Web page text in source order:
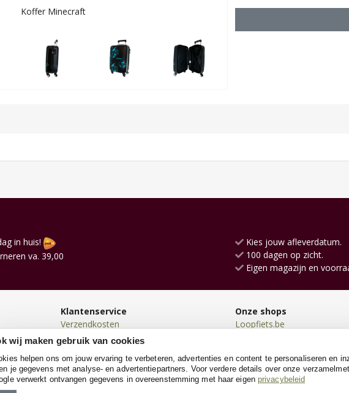
Koffer Minecraft Met
in huis!
va. 39,00
Kies jouw afleverdatum.
100 dagen op zicht.
Eigen magazijn en
Klantenservice
Verzendkosten
Bezorgen
Betalen
Retourneren
Onze shops
Loopfiets.be
Poppenwagen.be
Houtentrein.be
wij maken gebruik van cookies
helpen ons om jouw ervaring te verbeteren, advertenties en content te personaliseren en
je gegevens met analyse- en advertentiepartners. Voor verdere details over onze
verwerkt ontvangen gegevens in overeenstemming met haar eigen privacybeleid